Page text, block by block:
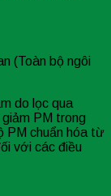
(Toàn bộ ngôi
do lọc qua
PM trong
PM chuẩn hóa từ
với các điều